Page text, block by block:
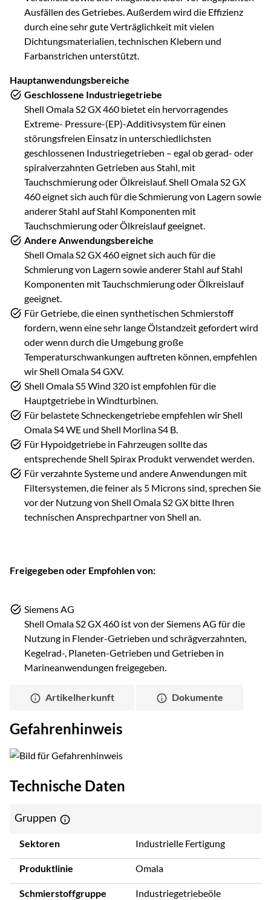
Ausfällen des Getriebes. Außerdem wird die Effizienz
durch eine sehr gute Verträglichkeit mit vielen
Dichtungsmaterialien, technischen Klebern und
Farbanstrichen unterstützt.
Hauptanwendungsbereiche
Geschlossene Industriegetriebe
Shell Omala S2 GX 460 bietet ein hervorragendes
Extreme- Pressure-(EP)-Additivsystem für einen
störungsfreien Einsatz in unterschiedlichsten
geschlossenen Industriegetrieben – egal ob gerad- oder
spiralverzahnten Getrieben aus Stahl, mit
Tauchschmierung oder Ölkreislauf. Shell Omala S2 GX
460 eignet sich auch für die Schmierung von Lagern sowie
anderer Stahl auf Stahl Komponenten mit
Tauchschmierung oder Ölkreislauf geeignet.
Andere Anwendungsbereiche
Shell Omala S2 GX 460 eignet sich auch für die
Schmierung von Lagern sowie anderer Stahl auf Stahl
Komponenten mit Tauchschmierung oder Ölkreislauf
geeignet.
Für Getriebe, die einen synthetischen Schmierstoff
fordern, wenn eine sehr lange Ölstandzeit gefordert wird
oder wenn durch die Umgebung große
Temperaturschwankungen auftreten können, empfehlen
wir Shell Omala S4 GXV.
Shell Omala S5 Wind 320 ist empfohlen für die
Hauptgetriebe in Windturbinen.
Für belastete Schneckengetriebe empfehlen wir Shell
Omala S4 WE und Shell Morlina S4 B.
Für Hypoidgetriebe in Fahrzeugen sollte das
entsprechende Shell Spirax Produkt verwendet werden.
Für verzahnte Systeme und andere Anwendungen mit
Filtersystemen, die feiner als 5 Microns sind, sprechen Sie
vor der Nutzung von Shell Omala S2 GX bitte Ihren
technischen Ansprechpartner von Shell an.
Freigegeben oder Empfohlen von:
Siemens AG
Shell Omala S2 GX 460 ist von der Siemens AG für die
Nutzung in Flender-Getrieben und schrägverzahnten,
Kegelrad-, Planeten-Getrieben und Getrieben in
Marineanwendungen freigegeben.
Artikelherkunft Dokumente
Gefahrenhinweis
Technische Daten
Gruppen
Sektoren Industrielle Fertigung
Produktlinie Omala
Schmierstoffgruppe Industriegetriebeöle